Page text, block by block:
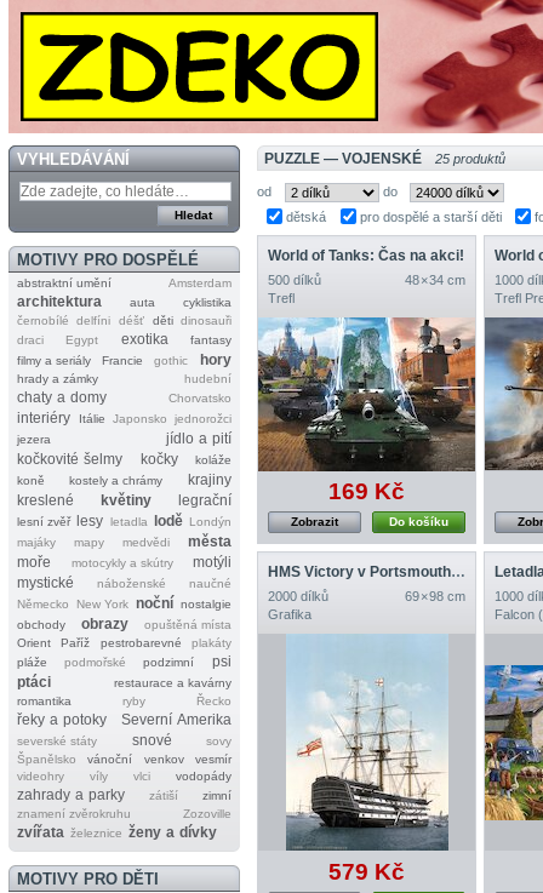
VYHLEDÁVÁNÍ
MOTIVY PRO DOSPĚLÉ
abstraktní umění Amsterdam
architektura auta
cyklistika
černobílé
delfíni déšť děti dinosauři
draci
Egypt exotika
fantasy
filmy a seriály
Francie gothic hory
hrady a zámky hudební
chaty a domy Chorvatsko
interiéry Itálie Japonsko
jednorožci
jezera
jídlo a pití
kočkovité šelmy
kočky
koláže
koně
kostely a chrámy
krajiny
kreslené
květiny legrační
lesní zvěř lesy letadla lodě Londýn
majáky
mapy medvědi
města
moře
motocykly a skútry
motýli
mystické
náboženské
naučné
Německo
New York noční nostalgie
obchody
obrazy
opuštěná místa
Orient
Paříž pestrobarevné
plakáty
pláže
podmořské podzimní
psi
ptáci
restaurace a kavárny
romantika
ryby Řecko
řeky a potoky Severní Amerika
severské státy snové
sovy
Španělsko
vánoční venkov
vesmír
videohry
víly vlci vodopády
zahrady a parky zátiší
zimní
znamení zvěrokruhu
Zozoville
zvířata železnice ženy a dívky
MOTIVY PRO DĚTI
PUZZLE — VOJENSKÉ 25 produktů
od
do
dětská
pro dospělé a starší děti
World of Tanks: Čas na akci!
500 dílků
48 × 34 cm
Trefl
169 Kč
Do košíku
Zobrazit
World
1000
Trefl
HMS Victory v Portsmouthu, 1900
2000 dílků
69 × 98 cm
Grafika
579 Kč
1000
Falcon